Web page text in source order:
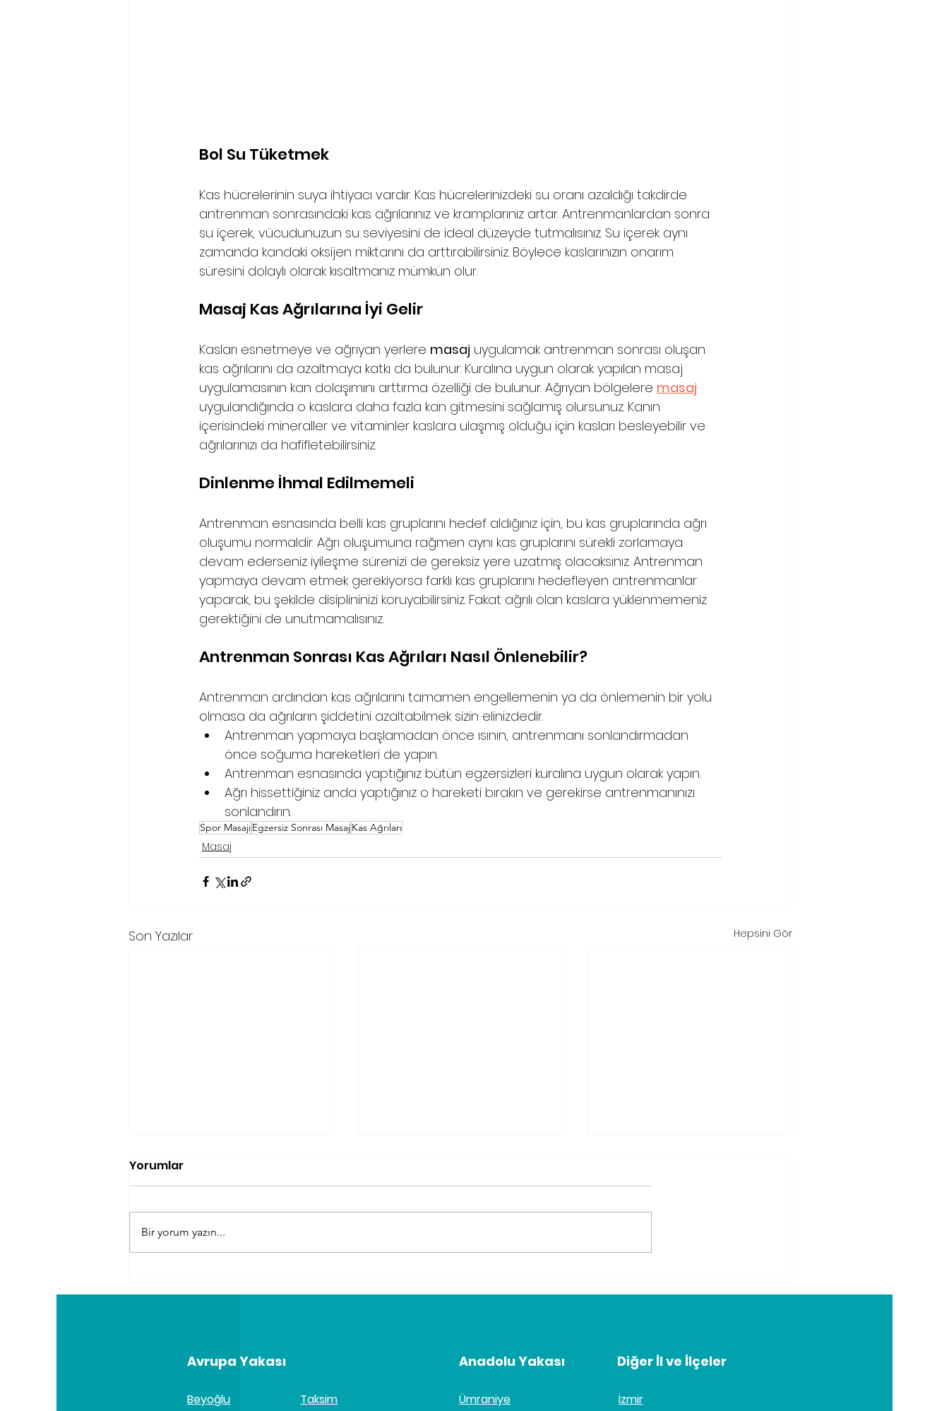
Bol Su Tüketmek
Kas hücrelerinin suya ihtiyacı vardır. Kas hücrelerinizdeki su oranı azaldığı takdirde
antrenman sonrasındaki kas ağrılarınız ve kramplarınız artar. Antrenmanlardan sonra
su içerek, vücudunuzun su seviyesini de ideal düzeyde tutmalısınız. Su içerek aynı
zamanda kandaki oksijen miktarını da arttırabilirsiniz. Böylece kaslarınızın onarım
süresini dolaylı olarak kısaltmanız mümkün olur.
Masaj Kas Ağrılarına İyi Gelir
Kasları esnetmeye ve ağrıyan yerlere masaj uygulamak antrenman sonrası oluşan
kas ağrılarını da azaltmaya katkı da bulunur. Kuralına uygun olarak yapılan masaj
uygulamasının kan dolaşımını arttırma özelliği de bulunur. Ağrıyan bölgelere masaj
uygulandığında o kaslara daha fazla kan gitmesini sağlamış olursunuz. Kanın
içerisindeki mineraller ve vitaminler kaslara ulaşmış olduğu için kasları besleyebilir ve
ağrılarınızı da hafifletebilirsiniz.
Dinlenme İhmal Edilmemeli
Antrenman esnasında belli kas gruplarını hedef aldığınız için, bu kas gruplarında ağrı
oluşumu normaldir. Ağrı oluşumuna rağmen aynı kas gruplarını sürekli zorlamaya
devam ederseniz iyileşme sürenizi de gereksiz yere uzatmış olacaksınız. Antrenman
yapmaya devam etmek gerekiyorsa farklı kas gruplarını hedefleyen antrenmanlar
yaparak, bu şekilde disiplininizi koruyabilirsiniz. Fakat ağrılı olan kaslara yüklenmemeniz
gerektiğini de unutmamalısınız.
Antrenman Sonrası Kas Ağrıları Nasıl Önlenebilir?
Antrenman ardından kas ağrılarını tamamen engellemenin ya da önlemenin bir yolu
olmasa da ağrıların şiddetini azaltabilmek sizin elinizdedir.
Antrenman yapmaya başlamadan önce ısının, antrenmanı sonlandırmadan
önce soğuma hareketleri de yapın.
Antrenman esnasında yaptığınız bütün egzersizleri kuralına uygun olarak yapın.
Ağrı hissettiğiniz anda yaptığınız o hareketi bırakın ve gerekirse antrenmanınızı
sonlandırın.
Spor MasajıEgzersiz Sonrası MasajKas Ağrıları
Masaj
Son Yazılar Hepsini Gör
Masaj Kullanılır?
Nedir?
Hakkında Her Şey
Yorumlar
Bir yorum yazın...
Avrupa Yakası
Beyoğlu Taksim
Anadolu Yakası
Ümraniye
Diğer İl ve İlçeler
İzmir